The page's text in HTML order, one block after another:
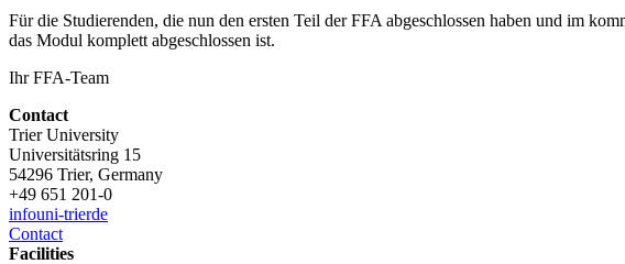
Für die Studierenden, die nun den ersten Teil der FFA abgeschlossen haben und im
das Modul komplett abgeschlossen ist.
Ihr FFA-Team
Contact
Trier University
Universitätsring 15
54296 Trier, Germany
+49 651 201-0
infouni-trierde
Contact
Facilities